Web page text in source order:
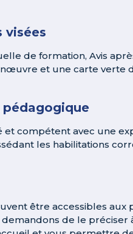
visées
de formation, Avis
et une carte verte
pédagogique
et compétent avec une
les habilitations
être accessibles aux
de le préciser